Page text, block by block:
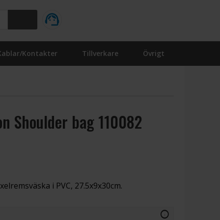
Kontakter Tillverkare Övrigt
Shoulder bag 110082
i PVC, 27.5x9x30cm.
info